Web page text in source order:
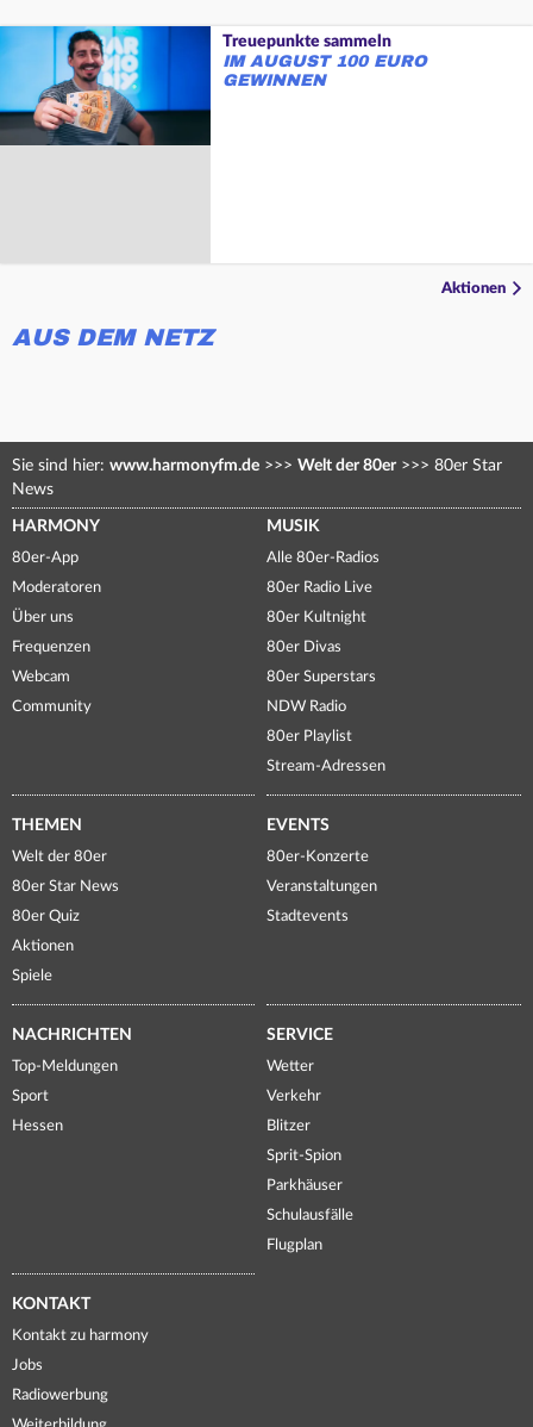
Treuepunkte sammeln
IM AUGUST 100 EURO
GEWINNEN
Aktionen
AUS DEM NETZ
Sie sind hier: www.harmonyfm.de >>> Welt der 80er >>> 80er Star
News
HARMONY
80er-App
Moderatoren
Über uns
Frequenzen
Webcam
Community
MUSIK
Alle 80er-Radios
80er Radio Live
80er Kultnight
80er Divas
80er Superstars
NDW Radio
80er Playlist
Stream-Adressen
THEMEN
Welt der 80er
80er Star News
80er Quiz
Aktionen
Spiele
EVENTS
80er-Konzerte
Veranstaltungen
Stadtevents
NACHRICHTEN
Top-Meldungen
Sport
Hessen
SERVICE
Wetter
Verkehr
Blitzer
Sprit-Spion
Parkhäuser
Schulausfälle
Flugplan
KONTAKT
Kontakt zu harmony
Jobs
Radiowerbung